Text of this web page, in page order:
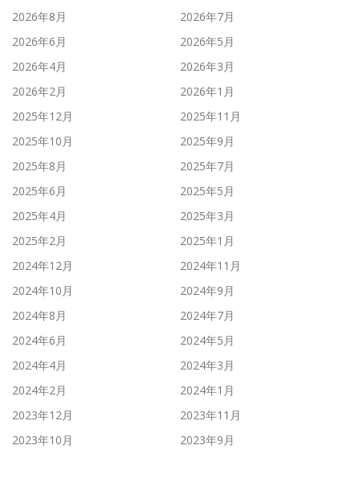
2026年8月
2026年7月
2026年6月
2026年5月
2026年4月
2026年3月
2026年2月
2026年1月
2025年12月
2025年11月
2025年10月
2025年9月
2025年8月
2025年7月
2025年6月
2025年5月
2025年4月
2025年3月
2025年2月
2025年1月
2024年12月
2024年11月
2024年10月
2024年9月
2024年8月
2024年7月
2024年6月
2024年5月
2024年4月
2024年3月
2024年2月
2024年1月
2023年12月
2023年11月
2023年10月
2023年9月